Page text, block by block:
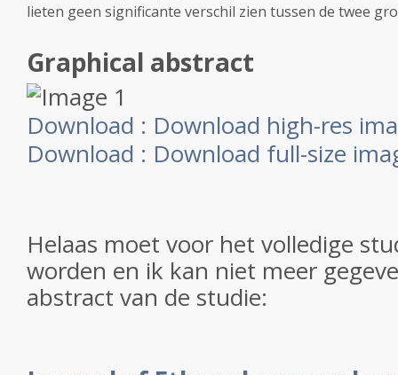
lieten geen significante verschil zien tussen de twee
Graphical abstract
Download : Download high-res
Download : Download full-size
Helaas moet voor het volledige
worden en ik kan niet meer
abstract van de studie: